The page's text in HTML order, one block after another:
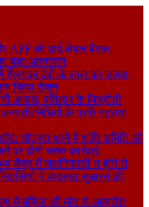
APF की हाई-लेवल बैठक,
बड़ा आश्वासन
प्रियंका देवी के लाल का जलवा,
किया रोशन
आफत, पतिलार के मिश्रौली
के प्रति गहराया
चौतरवा थाने में शांति समिति की
पर होगी सख्त कार्रवाई
केंद्र में जलनिकासी न होने से
ने व्यवस्था सुधारने की
में महिला की मौत से आक्रोश